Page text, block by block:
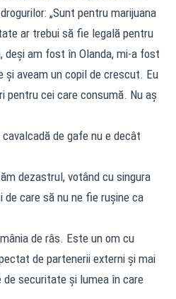
„Sunt pentru marijuana
ar trebui să fie legală pentru
deși am fost în Olanda, mi-a fost
aveam un copil de crescut. Eu
pentru cei care consumă. Nu aș
de gafe nu e decât
dezastrul, votând cu singura
care să nu ne fie rușine ca
de râs. Este un om cu
de partenerii externi și mai
securitate și lumea în care